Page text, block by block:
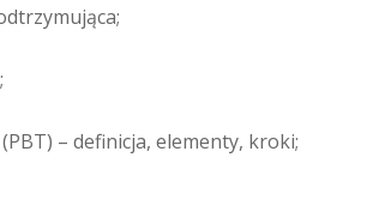
– definicja, elementy, kroki;